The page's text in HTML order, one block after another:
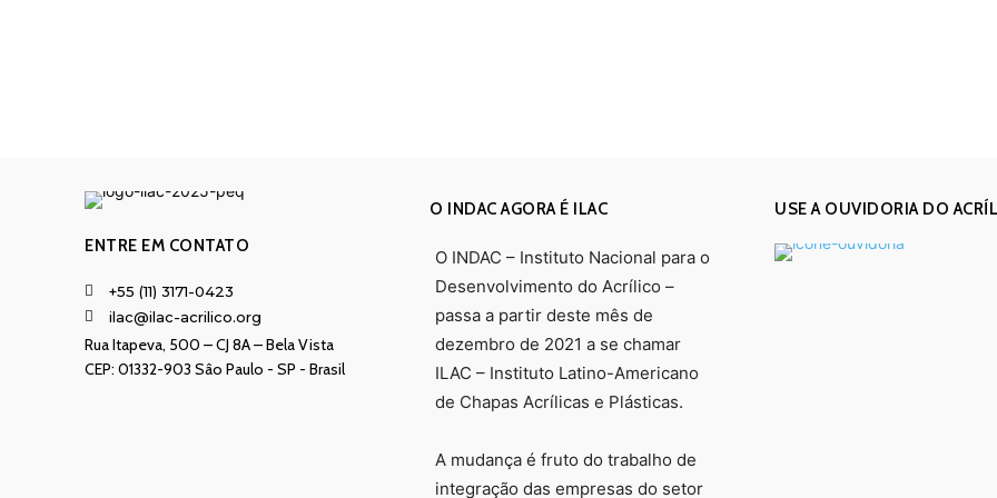
ENTRE EM CONTATO
+55 (11) 3171-0423
ilac@ilac-acrilico.org
Rua Itapeva, 500 – CJ 8A – Bela Vista
CEP: 01332-903 Sâo Paulo - SP - Brasil
O INDAC AGORA É ILAC
O INDAC – Instituto Nacional para o
Desenvolvimento do Acrílico –
passa a partir deste mês de
dezembro de 2021 a se chamar
ILAC – Instituto Latino-Americano
de Chapas Acrílicas e Plásticas.
A mudança é fruto do trabalho de
integração das empresas do setor
USE A OUVIDORIA DO